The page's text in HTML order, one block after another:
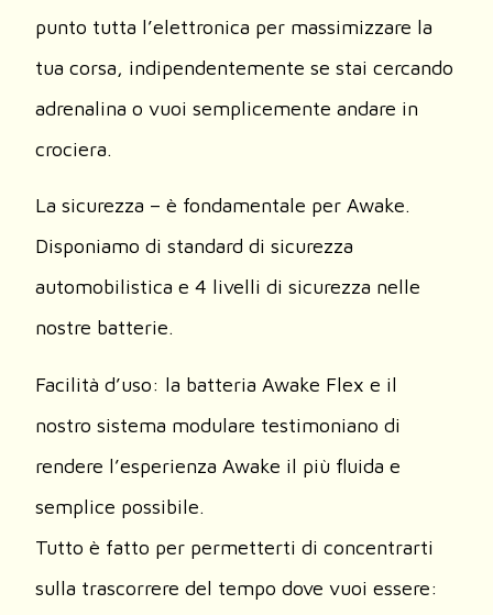
punto tutta l’elettronica per massimizzare la
tua corsa, indipendentemente se stai cercando
adrenalina o vuoi semplicemente andare in
crociera.
La sicurezza – è fondamentale per Awake.
Disponiamo di standard di sicurezza
automobilistica e 4 livelli di sicurezza nelle
nostre batterie.
Facilità d’uso: la batteria Awake Flex e il
nostro sistema modulare testimoniano di
rendere l’esperienza Awake il più fluida e
semplice possibile.
Tutto è fatto per permetterti di concentrarti
sulla trascorrere del tempo dove vuoi essere: